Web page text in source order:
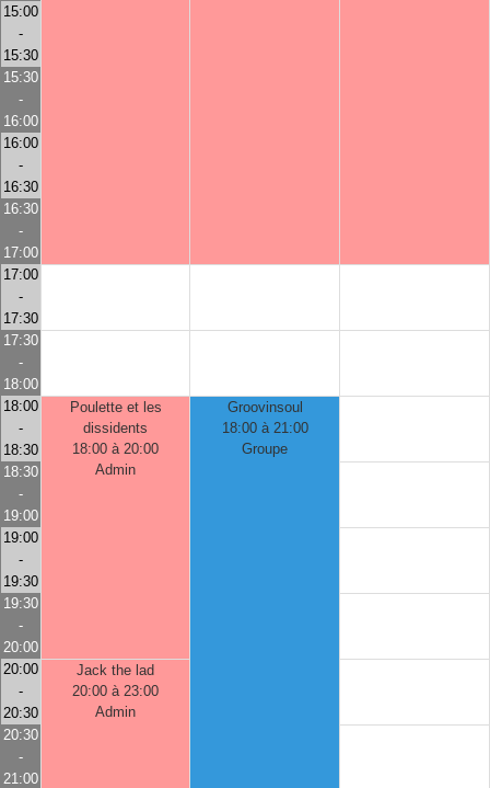
15:00
-
15:30
15:30
-
16:00
16:00
-
16:30
16:30
-
17:00
17:00
-
17:30
17:30
-
18:00
18:00
-
18:30
Poulette et les
dissidents
18:00 à 20:00
Admin
Groovinsoul
18:00 à 21:00
Groupe
18:30
-
19:00
19:00
-
19:30
19:30
-
20:00
20:00
-
20:30
Jack the lad
20:00 à 23:00
Admin
20:30
-
21:00